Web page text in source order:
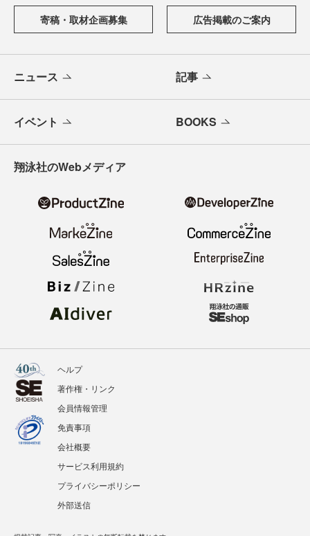
寄稿・取材企画募集 広告掲載のご案内
ニュース 記事
イベント BOOKS
翔泳社のWebメディア
ヘルプ
著作権・リンク
会員情報管理
免責事項
会社概要
サービス利用規約
プライバシーポリシー
外部送信